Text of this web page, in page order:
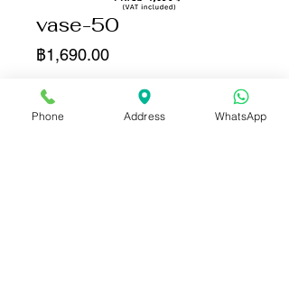
vase-50
฿1,690.00ราคา
จำนวน
Phone Address WhatsApp